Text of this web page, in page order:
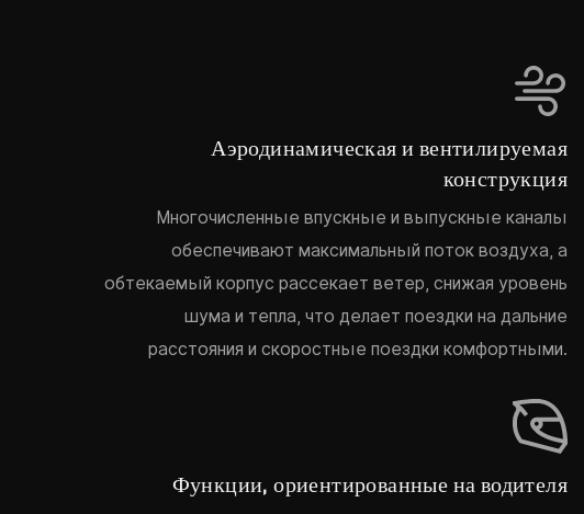
Аэродинамическая и вентилируемая
конструкция
Многочисленные впускные и выпускные каналы
обеспечивают максимальный поток воздуха, а
обтекаемый корпус рассекает ветер, снижая уровень
шума и тепла, что делает поездки на дальние
расстояния и скоростные поездки комфортными.
Функции, ориентированные на водителя